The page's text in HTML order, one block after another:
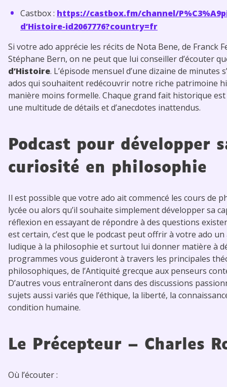
Castbox : https://castbox.fm/channel/
d’Histoire-id2067776?country=fr
Si votre ado apprécie les récits de Nota Bene, de Franck
Stéphane Bern, on ne peut que lui conseiller d’écouter
d’Histoire. L’épisode mensuel d’une dizaine de minutes
ados qui souhaitent redécouvrir notre riche patrimoine
manière moins formelle. Chaque grand fait historique
une multitude de détails et d’anecdotes inattendus.
Podcast pour développer
curiosité en philosophie
Il est possible que votre ado ait commencé les cours de
lycée ou alors qu’il souhaite simplement développer sa
réflexion en essayant de répondre à des questions
est certain, c’est que le podcast peut offrir à votre ado un
ludique à la philosophie et surtout lui donner matière à
programmes vous guideront à travers les principales
philosophiques, de l’Antiquité grecque aux penseurs
D’autres vous entraîneront dans des discussions
sujets aussi variés que l’éthique, la liberté, la
condition humaine.
Le Précepteur – Charles
Où l’écouter :